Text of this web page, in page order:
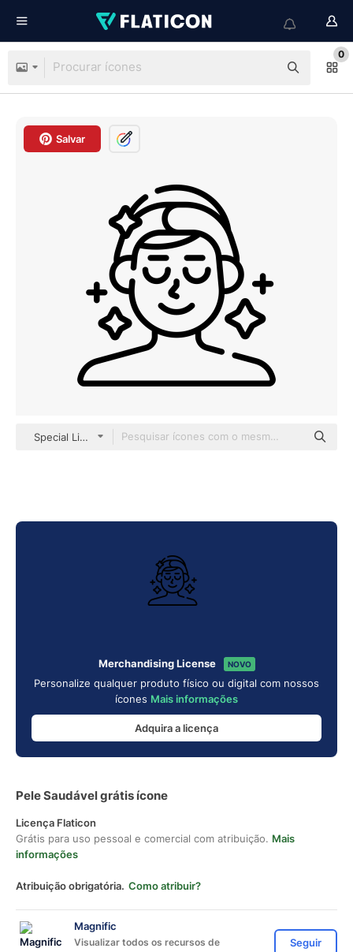
0
Salvar
Special Lineal
Merchandising License NOVO
Personalize qualquer produto físico ou digital com nossos
ícones Mais informações
Adquira a licença
Pele Saudável grátis ícone
Licença Flaticon
Grátis para uso pessoal e comercial com atribuição. Mais
informações
Atribuição obrigatória. Como atribuir?
Magnific
Visualizar todos os recursos de
Seguir